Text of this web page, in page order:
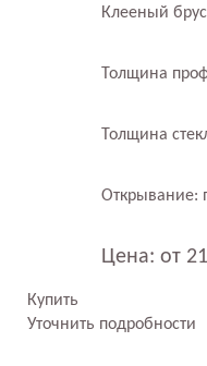
Клееный
Толщина
Толщина
Открывание:
Цена: от
Купить
Уточнить подробности